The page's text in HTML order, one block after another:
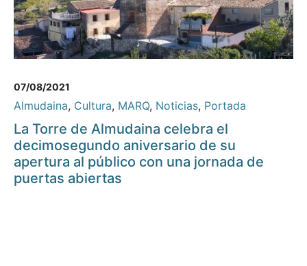
07/08/2021
Almudaina, Cultura, MARQ, Noticias, Portada
La Torre de Almudaina celebra el
decimosegundo aniversario de su
apertura al público con una jornada de
puertas abiertas